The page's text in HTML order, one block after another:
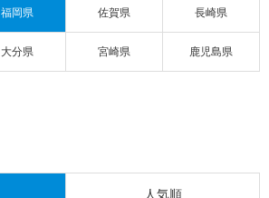
福岡県 佐賀県 長崎県
大分県 宮崎県 鹿児島県
人気順